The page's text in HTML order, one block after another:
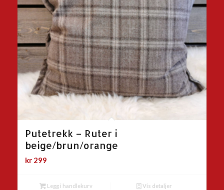
Putetrekk – Ruter i
beige/brun/orange
kr299
Legg i handlekurv Vis detaljer